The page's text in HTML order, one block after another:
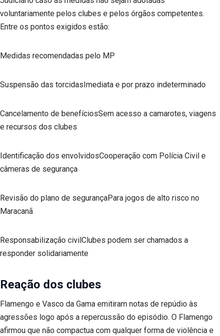
voluntariamente pelos clubes e pelos órgãos competentes.
Entre os pontos exigidos estão:
Medidas recomendadas pelo MP
Suspensão das torcidasImediata e por prazo indeterminado
Cancelamento de benefíciosSem acesso a camarotes, viagens
e recursos dos clubes
Identificação dos envolvidosCooperação com Polícia Civil e
câmeras de segurança
Revisão do plano de segurançaPara jogos de alto risco no
Maracanã
Responsabilização civilClubes podem ser chamados a
responder solidariamente
Reação dos clubes
Flamengo e Vasco da Gama emitiram notas de repúdio às
agressões logo após a repercussão do episódio. O Flamengo
afirmou que não compactua com qualquer forma de violência e